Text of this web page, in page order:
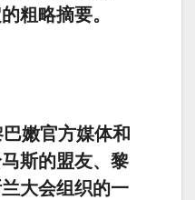
粗略摘要。
嫩官方媒体和
斯的盟友、黎
大会组织的一